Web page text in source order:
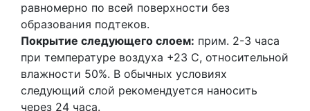
равномерно по всей поверхности без
образования подтеков.
Покрытие следующего слоем: прим. 2-3 часа
при температуре воздуха +23 С, относительной
влажности 50%. В обычных условиях
следующий слой рекомендуется наносить
через 24 часа.